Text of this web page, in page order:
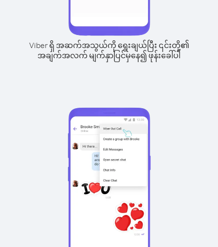
Viber ရှိ အဆက်အသွယ်ကို ရွေးချယ်ပြီး ၎င်းတို့၏
အချက်အလက် မျက်နှာပြင်မှနေ၍ ဖုန်းခေါ်ပါ